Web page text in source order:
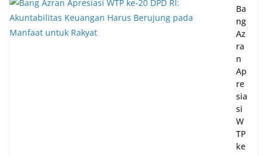
Ba
ng
Az
ra
n
Ap
re
sia
si
W
TP
ke